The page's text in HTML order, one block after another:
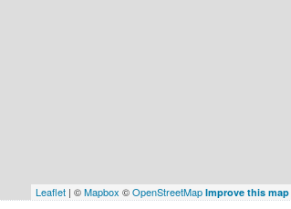
Leaflet | ©Mapbox ©OpenStreetMap Improve this map